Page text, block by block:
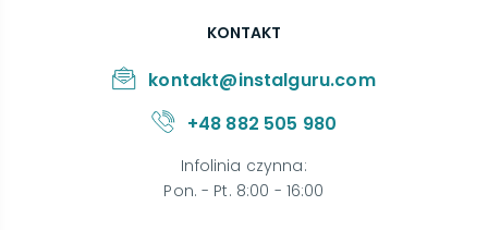
KONTAKT
kontakt@instalguru.com
+48 882 505 980
Infolinia czynna:
Pon. - Pt. 8:00 - 16:00